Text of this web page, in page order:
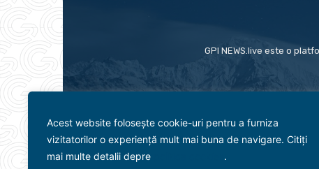
Acest website folosește cookie-uri pentru a furniza
vizitatorilor o experiență mult mai buna de navigare. Citiți
mai multe detalii depre
.
GPI NEWS.live este o